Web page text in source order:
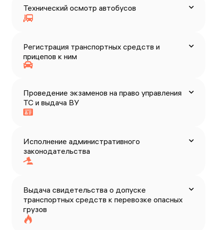
Технический осмотр автобусов
Регистрация транспортных средств и
прицепов к ним
Проведение экзаменов на право управления
ТС и выдача ВУ
Исполнение административного
законодательства
Выдача свидетельства о допуске
транспортных средств к перевозке опасных
грузов